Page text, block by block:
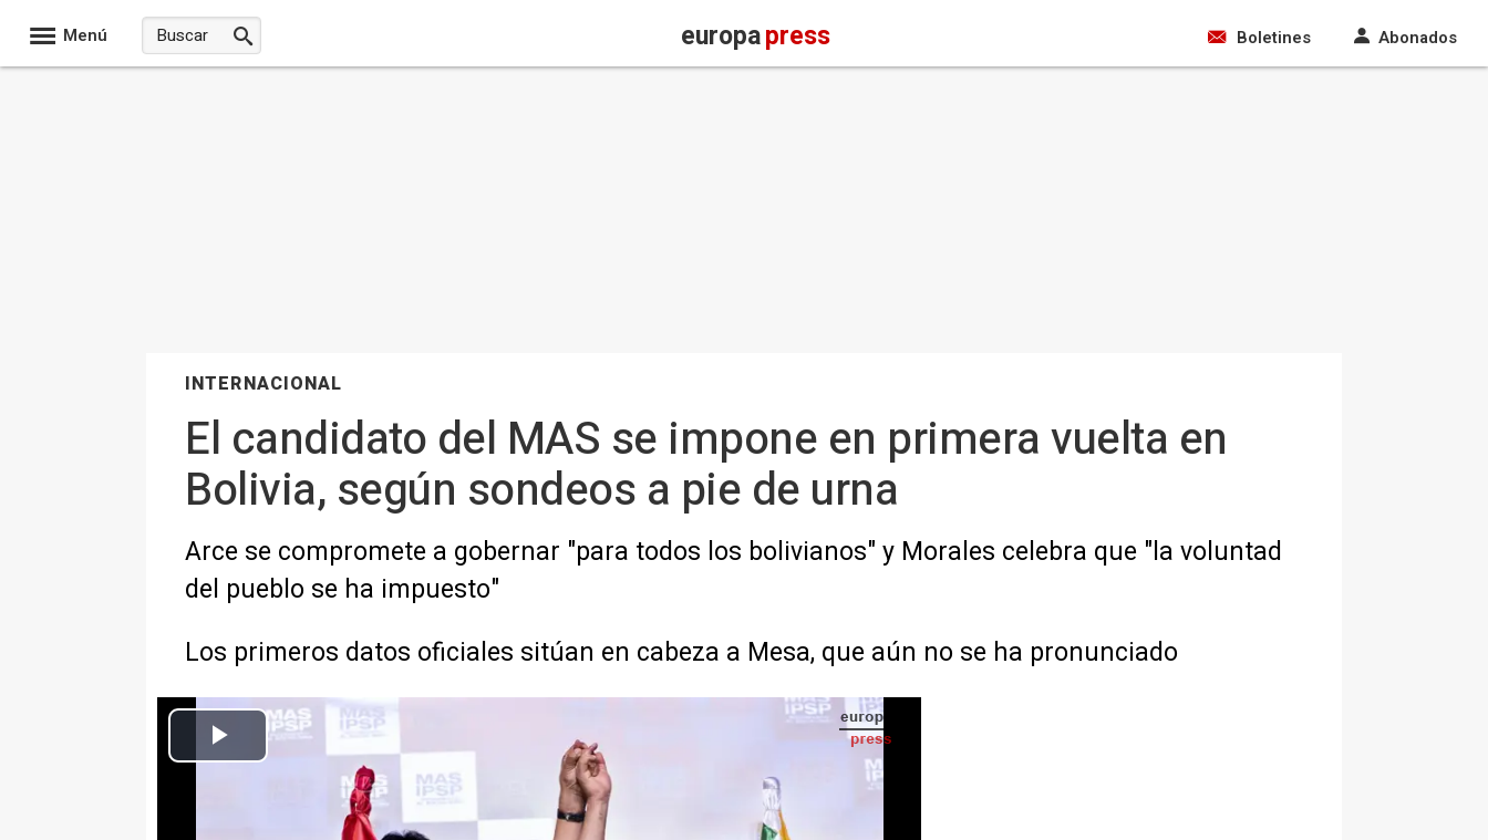
Menú europapress Boletines Abonados
INTERNACIONAL
El candidato del MAS se impone en primera vuelta en
Bolivia, según sondeos a pie de urna
Arce se compromete a gobernar "para todos los bolivianos" y Morales celebra que "la voluntad
del pueblo se ha impuesto"
Los primeros datos oficiales sitúan en cabeza a Mesa, que aún no se ha pronunciado
El expresidente de Bolivia Evo Morales y el candidato del MAS Luis Arce - JULIETA FERRARIO / ZUMA PRESS / CONTACTOPHOTO
Europa Press Internacional
Actualizado: lunes, 19 octubre 2020 15:05 Abrir opciones para compartir